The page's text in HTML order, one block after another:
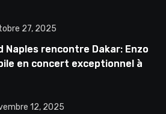
27, 2025
Naples rencontre Dakar: Enzo
en concert exceptionnel à
12, 2025